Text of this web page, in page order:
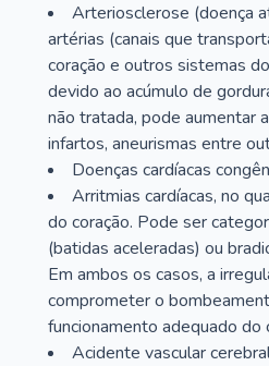
Arteriosclerose (doença
artérias (canais que
coração e outros sistemas
devido ao acúmulo de
não tratada, pode aumentar
infartos, aneurismas entre
Doenças cardíacas
Arritmias cardíacas, no
do coração. Pode ser
(batidas aceleradas) ou
Em ambos os casos, a
comprometer o
funcionamento adequado do
Acidente vascular